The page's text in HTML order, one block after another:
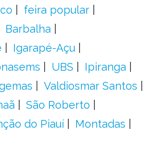
feira popular
Barbalha
Igarapé-Açu
UBS
Ipiranga
Valdiosmar Santos
São Roberto
do Piauí
Montadas